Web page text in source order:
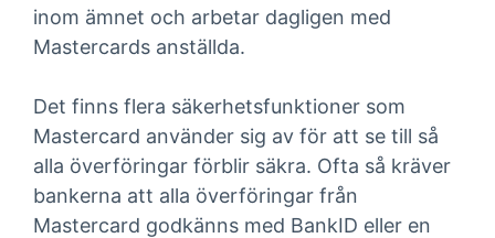
inom ämnet och arbetar dagligen med
Mastercards anställda.
Det finns flera säkerhetsfunktioner som
Mastercard använder sig av för att se till så
alla överföringar förblir säkra. Ofta så kräver
bankerna att alla överföringar från
Mastercard godkänns med BankID eller en